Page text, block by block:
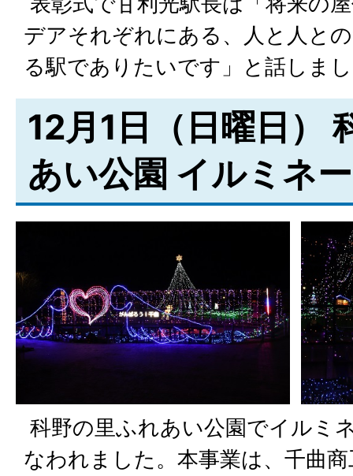
デアそれぞれにある、人と人と
る駅でありたいです」と話しま
12月1日（日曜日）
あい公園 イルミネ
科野の里ふれあい公園でイルミ
なわれました。本事業は、千曲